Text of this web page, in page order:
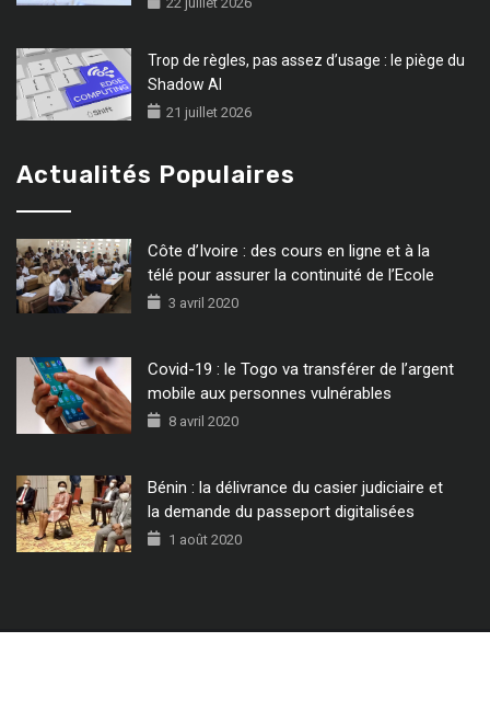
Trop de règles, pas assez d’usage : le piège du
Shadow AI
21 juillet 2026
Actualités Populaires
Côte d’Ivoire : des cours en ligne et à la
télé pour assurer la continuité de l’Ecole
3 avril 2020
Covid-19 : le Togo va transférer de l’argent
mobile aux personnes vulnérables
8 avril 2020
Bénin : la délivrance du casier judiciaire et
la demande du passeport digitalisées
1 août 2020